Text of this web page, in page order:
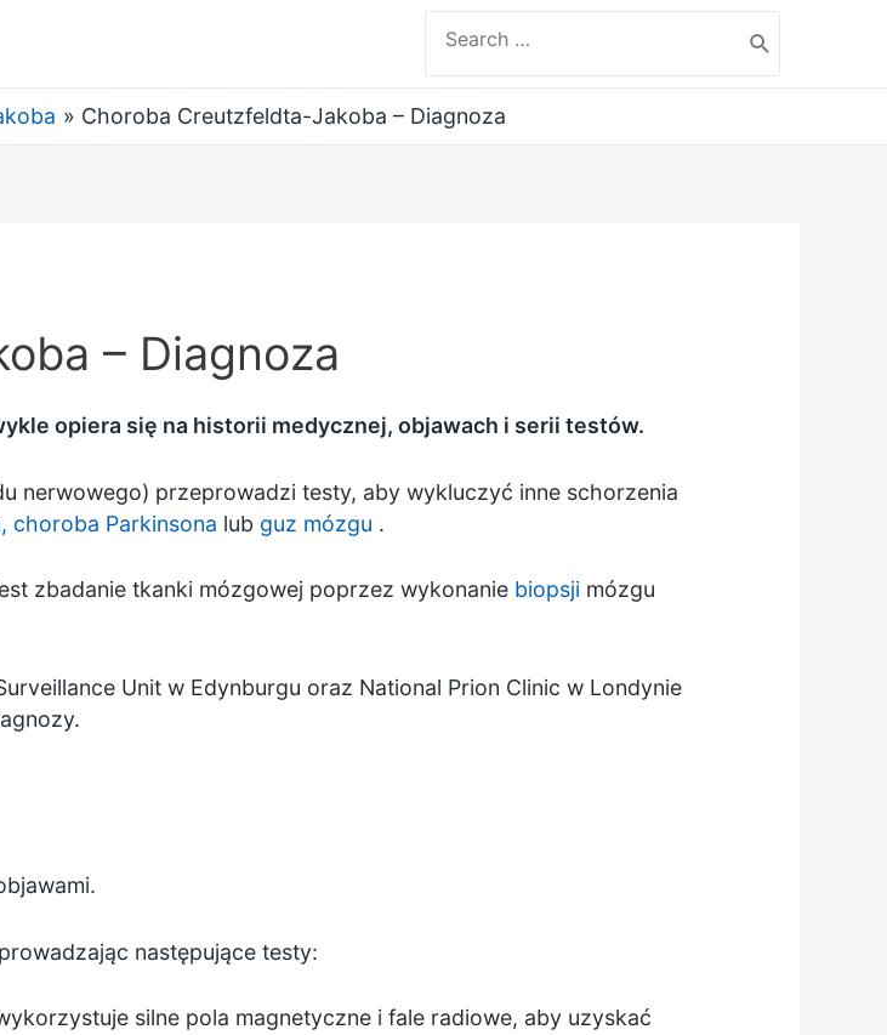
for:
Choroba Creutzfeldta-Jakoba – Diagnoza
– Diagnoza
opiera się na historii medycznej, objawach i serii testów.
nerwowego) przeprowadzi testy, aby wykluczyć inne schorzenia
choroba Parkinsona lub guz mózgu .
zbadanie tkanki mózgowej poprzez wykonanie biopsji mózgu
Unitw Edynburgu oraz National Prion Clinic w Londynie
następujące testy:
silne pola magnetyczne i fale radiowe, aby uzyskać